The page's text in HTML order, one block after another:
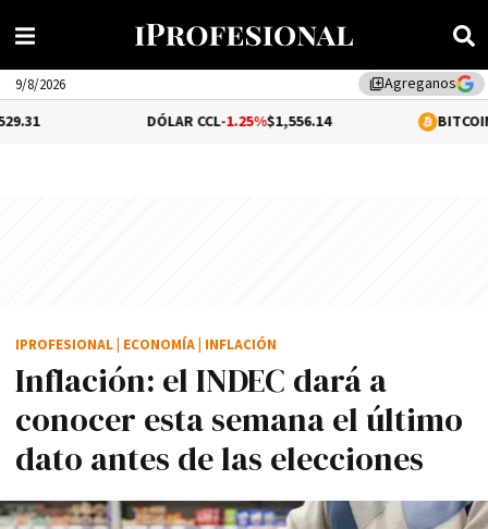
library_addAgreganos
9/8/2026
-1.25%$1,556.14 0.97%
Inflación: el INDEC dará a
conocer esta semana el último
dato antes de las elecciones
IPROFESIONAL ECONOMÍA INFLACIÓN